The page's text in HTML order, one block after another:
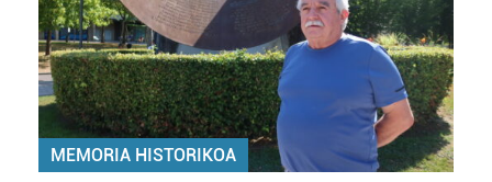
MEMORIA HISTORIKOA